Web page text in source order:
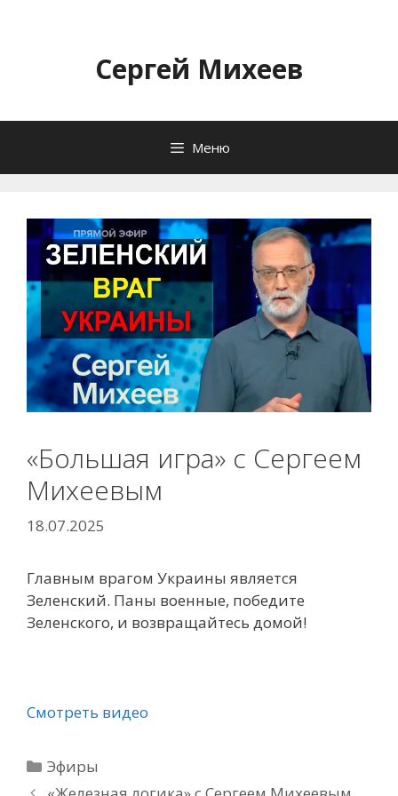
содержимомуСергей Михеев
Меню
«Большая игра» с Сергеем
Михеевым
18.07.2025
Главным врагом Украины является
Зеленский. Паны военные, победите
Зеленского, и возвращайтесь домой!
Смотреть видео
Рубрики
Эфиры